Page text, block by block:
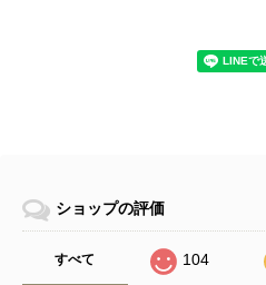
ショップの評価
すべて 104